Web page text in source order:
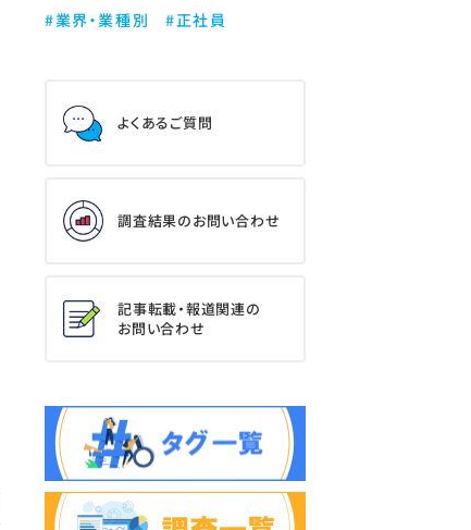
#業界・業種別
#正社員
よくあるご質問
調査結果のお問い合わせ
記事転載・報道関連の
お問い合わせ